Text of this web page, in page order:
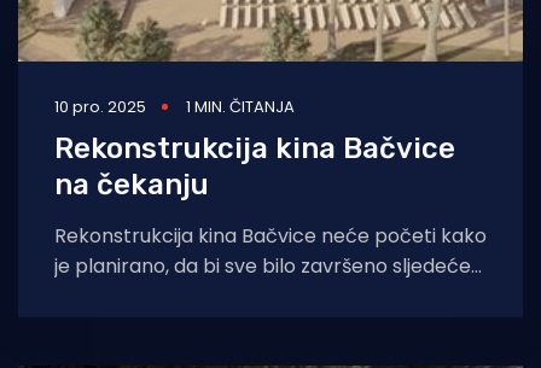
10 pro. 2025 1 MIN. ČITANJA
Rekonstrukcija kina Bačvice
na čekanju
Rekonstrukcija kina Bačvice neće početi kako
je planirano, da bi sve bilo završeno sljedeće